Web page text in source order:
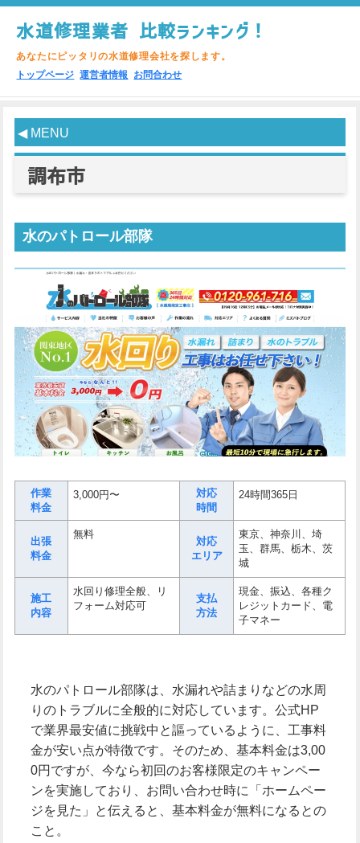
水道修理業者 比較ランキング！
あなたにピッタリの水道修理会社を探します。
トップページ 運営者情報 お問合わせ
◀ MENU
調布市
水のパトロール部隊
作業
料金
3,000円〜
対応
時間
24時間365日
出張
料金
無料
対応
エリア
東京、神奈川、埼
玉、群馬、栃木、茨
城
施工
内容
水回り修理全般、リ
フォーム対応可
支払
方法
現金、振込、各種ク
レジットカード、電
子マネー
水のパトロール部隊は、水漏れや詰まりなどの水周
りのトラブルに全般的に対応しています。公式HP
で業界最安値に挑戦中と謳っているように、工事料
金が安い点が特徴です。そのため、基本料金は3,00
0円ですが、今なら初回のお客様限定のキャンペー
ンを実施しており、お問い合わせ時に「ホームペー
ジを見た」と伝えると、基本料金が無料になるとの
こと。